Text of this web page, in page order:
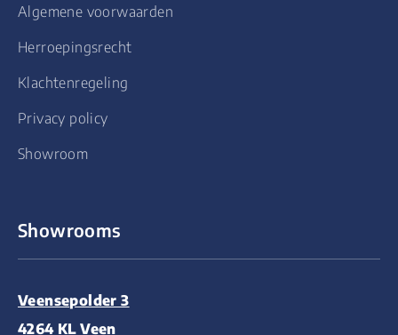
Algemene voorwaarden
Herroepingsrecht
Klachtenregeling
Privacy policy
Showroom
Showrooms
Veensepolder 3
4264 KL Veen